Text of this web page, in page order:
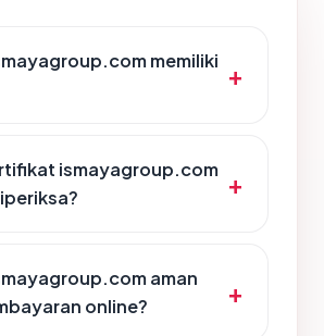
memiliki
ismayagroup.com
aman
online?